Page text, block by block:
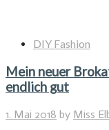
DIY Fashion
Mein neuer
endlich gut
1. Mai 2018 by Miss